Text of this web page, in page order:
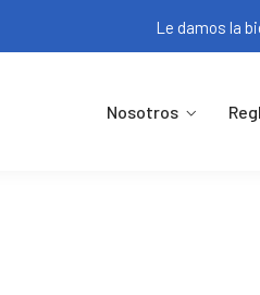
Le damos la
Nosotros